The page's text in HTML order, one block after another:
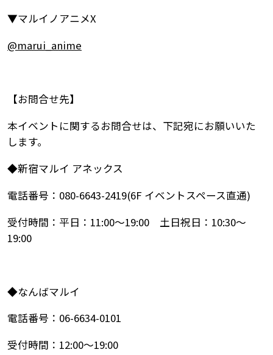
▼マルイノアニメX
@marui_anime
【お問合せ先】
本イベントに関するお問合せは、下記宛にお願いいた
します。
◆新宿マルイ アネックス
電話番号：080-6643-2419(6F イベントスペース直通)
受付時間：平日：11:00～19:00 土日祝日：10:30～
19:00
◆なんばマルイ
電話番号：06-6634-0101
受付時間：12:00～19:00